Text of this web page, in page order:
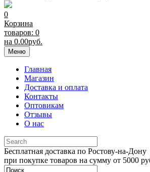
0
Корзина
товаров: 0
на 0.00руб.
Меню
Главная
Магазин
Доставка и оплата
Контакты
Оптовикам
Отзывы
О нас
Бесплатная доставка по Ростову-на-Дону
при покупке товаров на сумму от 5000